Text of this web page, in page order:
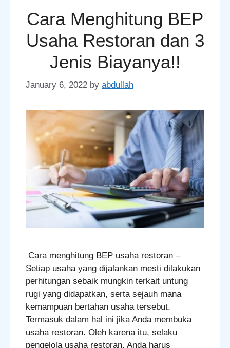
Cara Menghitung BEP
Usaha Restoran dan 3
Jenis Biayanya!!
January 6, 2022 by abdullah
Cara menghitung BEP usaha restoran –
Setiap usaha yang dijalankan mesti dilakukan
perhitungan sebaik mungkin terkait untung
rugi yang didapatkan, serta sejauh mana
kemampuan bertahan usaha tersebut.
Termasuk dalam hal ini jika Anda membuka
usaha restoran. Oleh karena itu, selaku
pengelola usaha restoran, Anda harus